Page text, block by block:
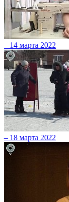
– 14 марта 2022
– 18 марта 2022